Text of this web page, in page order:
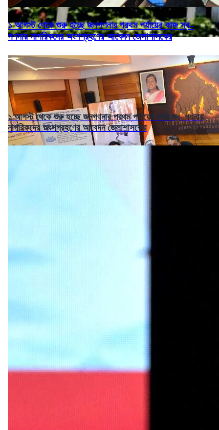
১ আগস্ট থেকে শুরু হচ্ছে জনগণনার প্রথম পর্যায়ের কাজ স্ব–
গণনায় নাগরিকদের অংশগ্রহণের আবেদন জেলাশাসকের
১ আগস্ট থেকে শুরু হচ্ছে জনগণনার প্রথম পর্যায়ের কাজ স্ব–গণনায়
নাগরিকদের অংশগ্রহণের আবেদন জেলাশাসকের